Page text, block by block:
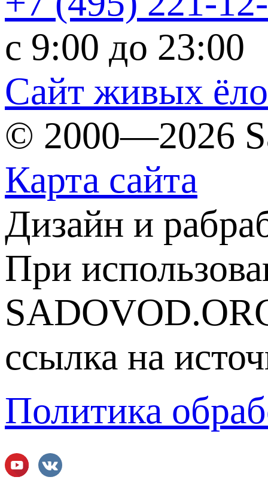
c 9:00 до 23:00
Сайт живых
© 2000—2026
Карта сайта
Дизайн и
При
ссылка на
Политика